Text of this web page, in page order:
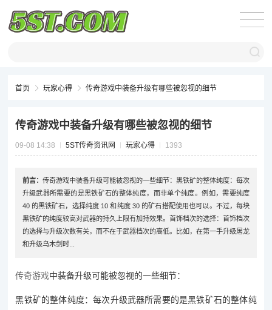
首页 玩家心得 传奇游戏中装备升级有哪些被忽视的细节
传奇游戏中装备升级有哪些被忽视的细节
09-08 14:38 5ST传奇资讯网 玩家心得 1393
前言： 传奇游戏中装备升级可能被忽视的一些细节：黑铁矿的整体纯度：每次
升级武器所需要的是黑铁矿石的整体纯度，而非单个纯度。例如，需要纯度
40 的黑铁矿石，选择纯度 10 和纯度 30 的矿石搭配使用也可以。不过，每块
黑铁矿的纯度较高对武器的持久上限有加持效果。首饰档次的选择：首饰档次
的选择与升级次数有关，而不在于武器档次的高低。比如，在第一手升级屠龙
和升级乌木剑时...
传奇游戏中装备升级可能被忽视的一些细节：
黑铁矿的整体纯度：每次升级武器所需要的是黑铁矿石的整体纯